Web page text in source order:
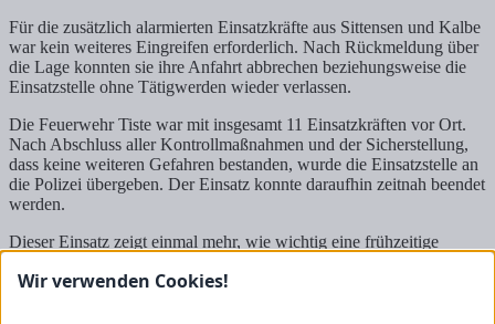
Für die zusätzlich alarmierten Einsatzkräfte aus Sittensen und Kalbe
war kein weiteres Eingreifen erforderlich. Nach Rückmeldung über
die Lage konnten sie ihre Anfahrt abbrechen beziehungsweise die
Einsatzstelle ohne Tätigwerden wieder verlassen.
Die Feuerwehr Tiste war mit insgesamt 11 Einsatzkräften vor Ort.
Nach Abschluss aller Kontrollmaßnahmen und der Sicherstellung,
dass keine weiteren Gefahren bestanden, wurde die Einsatzstelle an
die Polizei übergeben. Der Einsatz konnte daraufhin zeitnah beendet
werden.
Dieser Einsatz zeigt einmal mehr, wie wichtig eine frühzeitige
Nachhinein als weniger umfangreich herausstellt. Gleichzeitig
Wir verwenden Cookies!